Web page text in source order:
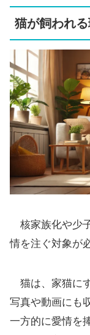
猫が飼われ
核家族化や少
情を注ぐ対象が
猫は、家猫に
写真や動画にも
一方的に愛情を